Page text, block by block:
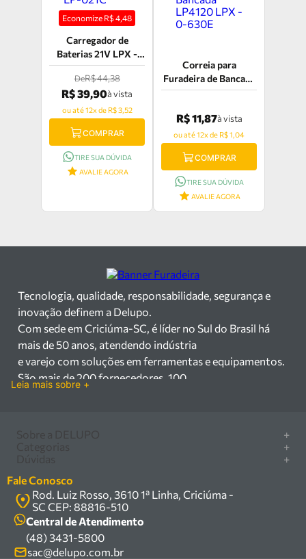
Economize R$4,48
Carregador de
Baterias 21V LPX -
LP-021C
DeR$ 44,38
R$ 39,90à vista
ou até 12x de R$ 3,52
COMPRAR
TIRE SUA DÚVIDA
AVALIE AGORA
Correia para
Furadeira de Bancada
LP4120 LPX - 0-630E
R$ 11,87à vista
ou até 12x de R$ 1,04
COMPRAR
TIRE SUA DÚVIDA
AVALIE AGORA
Tecnologia, qualidade, responsabilidade, segurança e
inovação definem a Delupo.
Com sede em Criciúma-SC, é líder no Sul do Brasil há
mais de 50 anos, atendendo indústria
e varejo com soluções em ferramentas e equipamentos.
São mais de 200 fornecedores, 100
equipamentos industriais no Sul do Brasil. Com sede em
Criciúma – SC, atendemos os
setores industrial e varejista com um amplo portfólio de
produtos à pronta entrega.
Trabalhamos com mais de 200 fornecedores parceiros e
um estoque com mais de
Leia mais sobre +
+
Marcas
Política de privacidade
Política de entrega
Termos e condições
Fale conosco
+
Serra circular
Compressor
Caixa Organizadora
Carrinho Armazém
Kits
+
Como comprar
Central de ajuda
Troca, devolução e garantia
Fale Conosco
Rod. Luiz Rosso, 3610 1ª Linha, Criciúma -
SC CEP: 88816-510
Central de Atendimento
(48) 3431-5800
sac@delupo.com.br